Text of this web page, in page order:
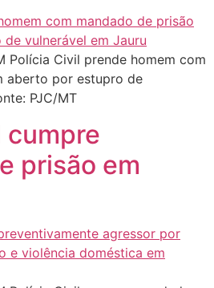
Polícia Civil prende homem com
aberto por estupro de
PJC/MT
cumpre
prisão em